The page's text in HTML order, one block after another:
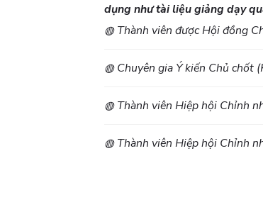
dụng như tài liệu giảng dạy
◍ Thành viên được Hội đồng
◍ Chuyên gia Ý kiến Chủ chốt
◍ Thành viên Hiệp hội Chỉnh
◍ Thành viên Hiệp hội Chỉnh